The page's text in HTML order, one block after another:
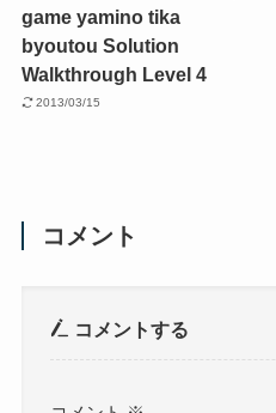
game yamino tika
byoutou Solution
Walkthrough Level 4
2013/03/15
コメント
コメントする